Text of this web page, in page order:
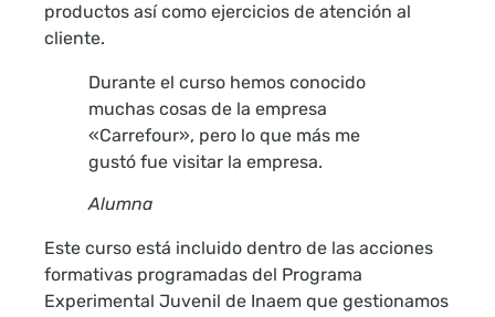
productos así como ejercicios de atención al
cliente.
Durante el curso hemos conocido
muchas cosas de la empresa
«Carrefour», pero lo que más me
gustó fue visitar la empresa.
Alumna
Este curso está incluido dentro de las acciones
formativas programadas del Programa
Experimental Juvenil de Inaem que gestionamos